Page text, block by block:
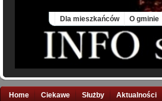
Dla mieszkańców O gminie
Home Ciekawe Służby Aktualności